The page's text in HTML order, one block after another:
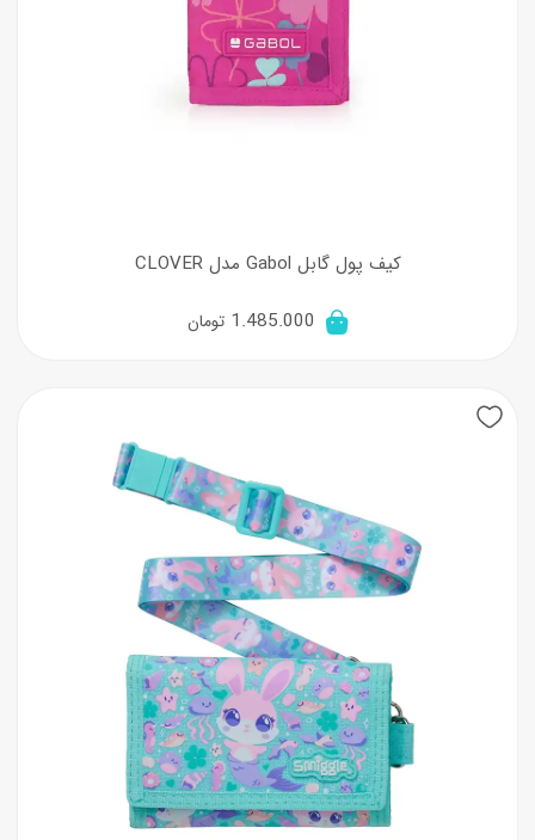
کیف پول گابل Gabol مدل CLOVER
1.485.000 تومان